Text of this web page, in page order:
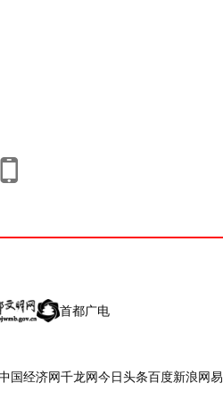
首都广电
国经济网千龙网今日头条百度新浪网易